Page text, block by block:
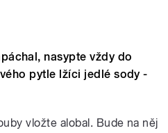
nasypte vždy do
pytle lžíci jedlé sody -
vložte alobal. Bude na něj